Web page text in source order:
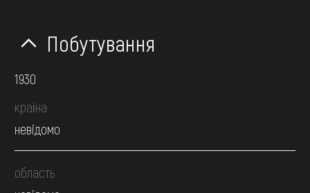
Побутування
1930
країна
невідомо
область